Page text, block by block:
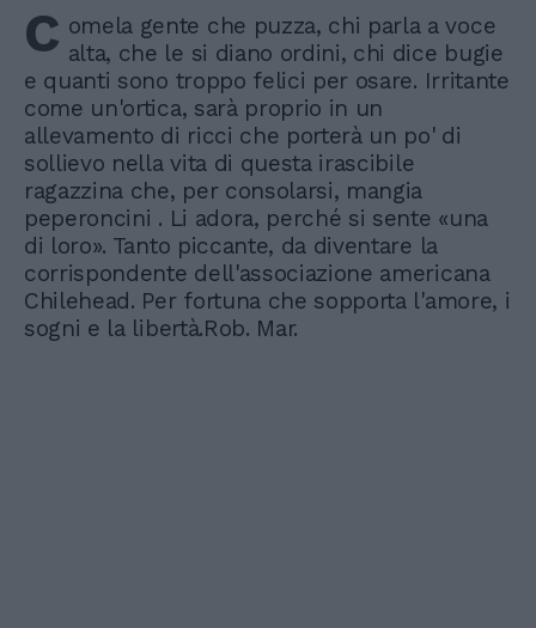
C omela gente che puzza, chi parla a voce
alta, che le si diano ordini, chi dice bugie
e quanti sono troppo felici per osare. Irritante
come un'ortica, sarà proprio in un
allevamento di ricci che porterà un po' di
sollievo nella vita di questa irascibile
ragazzina che, per consolarsi, mangia
peperoncini . Li adora, perché si sente «una
di loro». Tanto piccante, da diventare la
corrispondente dell'associazione americana
Chilehead. Per fortuna che sopporta l'amore, i
sogni e la libertà.Rob. Mar.